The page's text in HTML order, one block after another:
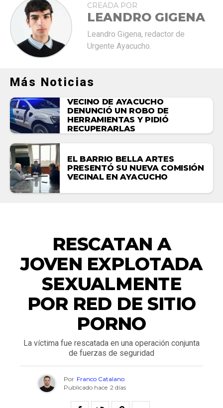
CREADA POR
LEANDRO GIGENA
Leandro Gigena, redactor de
Urgente Ayacucho.
Más Noticias
VECINO DE AYACUCHO
DENUNCIÓ UN ROBO DE
HERRAMIENTAS Y PIDIÓ
RECUPERARLAS
EL BARRIO BELLA ARTES
PRESENTÓ SU NUEVA COMISIÓN
VECINAL EN AYACUCHO
RESCATAN A
JOVEN EXPLOTADA
SEXUALMENTE
POR RED DE SITIO
PORNO
La víctima fue rescatada en una operación conjunta
de fuerzas de seguridad
Por Franco Catalano
Publicado hace 2 días